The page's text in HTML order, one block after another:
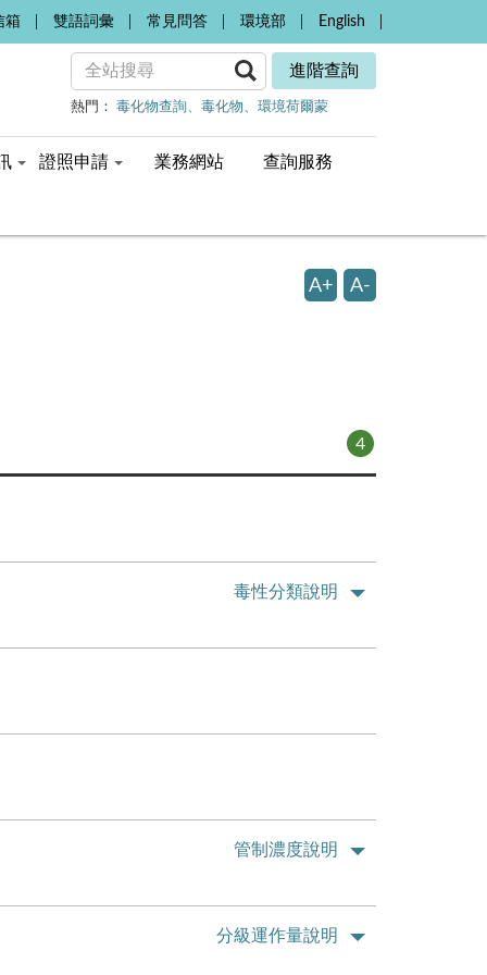
箱 雙語詞彙 常見問答 環境部 English
進階查詢
熱門： 毒化物查詢 毒化物 環境荷爾蒙
證照申請 業務網站 查詢服務
A+ A-
4
毒性分類說明
管制濃度說明
分級運作量說明